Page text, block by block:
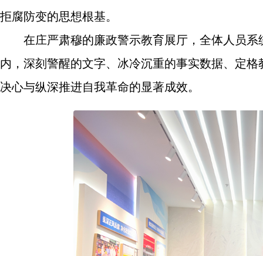
拒腐防变的思想根基。
在庄严肃穆的廉政警示教育展厅，全体人员系
内，深刻警醒的文字、冰冷沉重的事实数据、定
决心与纵深推进自我革命的显著成效。